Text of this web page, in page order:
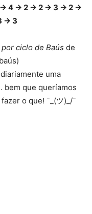
4 -> 2 -> 2 -> 3 -> 2 ->
-> 3
por ciclo de Baús de
uma
bem que queríamos
o que! ¯_(ツ)_/¯